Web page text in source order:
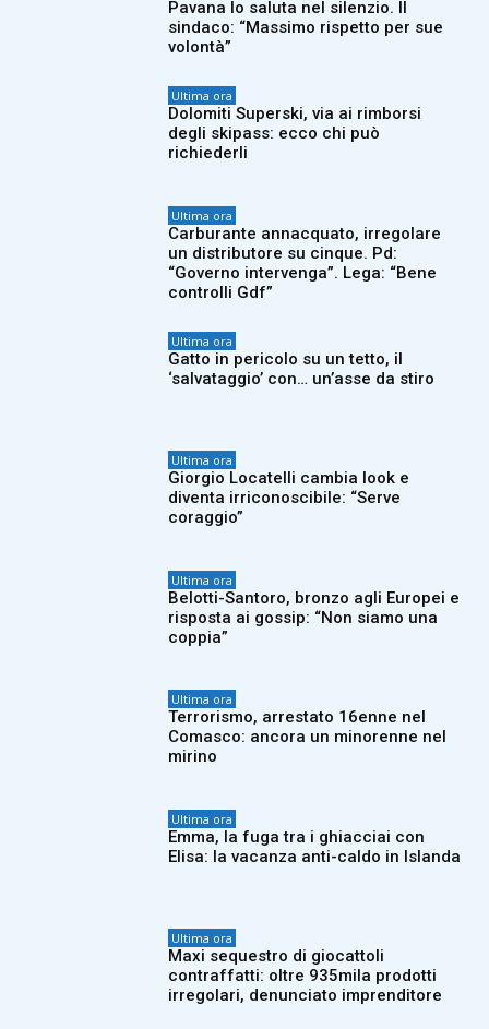
Pavana lo saluta nel silenzio. Il
sindaco: “Massimo rispetto per sue
volontà”
Ultima ora
Dolomiti Superski, via ai rimborsi
degli skipass: ecco chi può
richiederli
Ultima ora
Carburante annacquato, irregolare
un distributore su cinque. Pd:
“Governo intervenga”. Lega: “Bene
controlli Gdf”
Ultima ora
Gatto in pericolo su un tetto, il
‘salvataggio’ con… un’asse da stiro
Ultima ora
Giorgio Locatelli cambia look e
diventa irriconoscibile: “Serve
coraggio”
Ultima ora
Belotti-Santoro, bronzo agli Europei e
risposta ai gossip: “Non siamo una
coppia”
Ultima ora
Terrorismo, arrestato 16enne nel
Comasco: ancora un minorenne nel
mirino
Ultima ora
Emma, la fuga tra i ghiacciai con
Elisa: la vacanza anti-caldo in Islanda
Ultima ora
Maxi sequestro di giocattoli
contraffatti: oltre 935mila prodotti
irregolari, denunciato imprenditore